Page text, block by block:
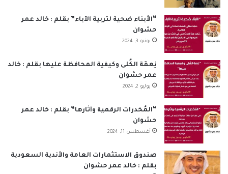
ك
ن
S
“الأبناء ضحية لتربية الآباء” بقلم : خالد عمر
حشوان
يونيو 3, 2024
نِعمَة الكُلى وكيفية المحافظة عليها بقلم : خالد
عمر حشوان
يوليو 2, 2024
“المُخدرات الرقمية وآثارها” بقلم : خالد عمر
حشوان
أغسطس 11, 2024
صندوق الاستثمارات العامة والأندية السعودية
بقلم : خالد عمر حشوان